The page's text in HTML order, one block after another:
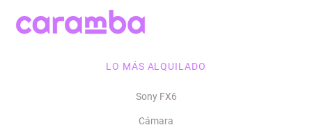
LO MÁS ALQUILADO
Sony FX6
Cámara